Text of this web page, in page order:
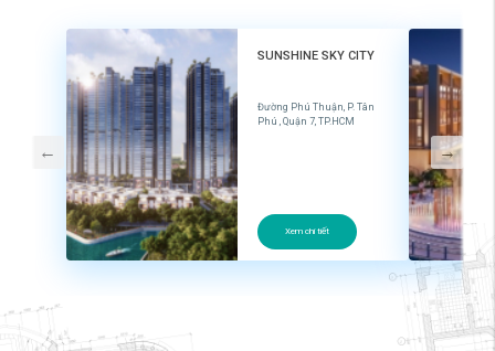
SUNSHINE SKY CITY
Đường Phú Thuận, P. Tân
Phú , Quận 7, TP.HCM
Xem chi tiết
← →